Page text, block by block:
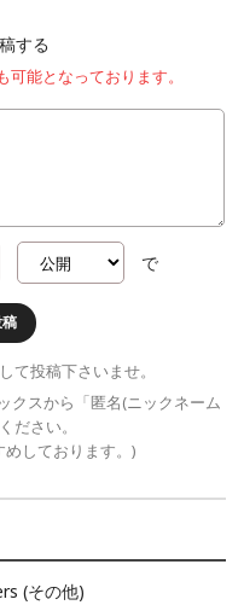
する
能となっております。
で
稿
して投稿下さいませ。
クスから「匿名(ニックネーム
ださい。
めしております。)
(その他)